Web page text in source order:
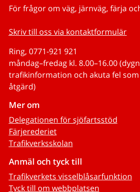
För frågor om väg, järnväg, färja
Skriv till oss via kontaktformulär
Ring, 0771-921 921
måndag–fredag kl. 8.00–16.00
trafikinformation och akuta fel
åtgärd)
Mer om
Delegationen för sjöfartsstöd
Färjerederiet
Trafikverksskolan
Anmäl och tyck till
Trafikverkets visselblåsarfunktion
Tyck till om webbplatsen